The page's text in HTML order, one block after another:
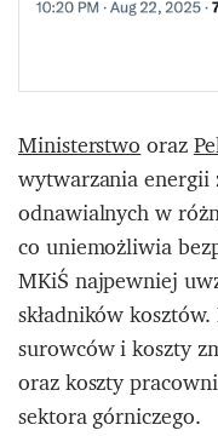
Ministerstwooraz
wytwarzania
odnawialnych w
co uniemożliwia
MKiŚ najpewniej
składników
surowców i koszty
oraz koszty
sektora górniczego.